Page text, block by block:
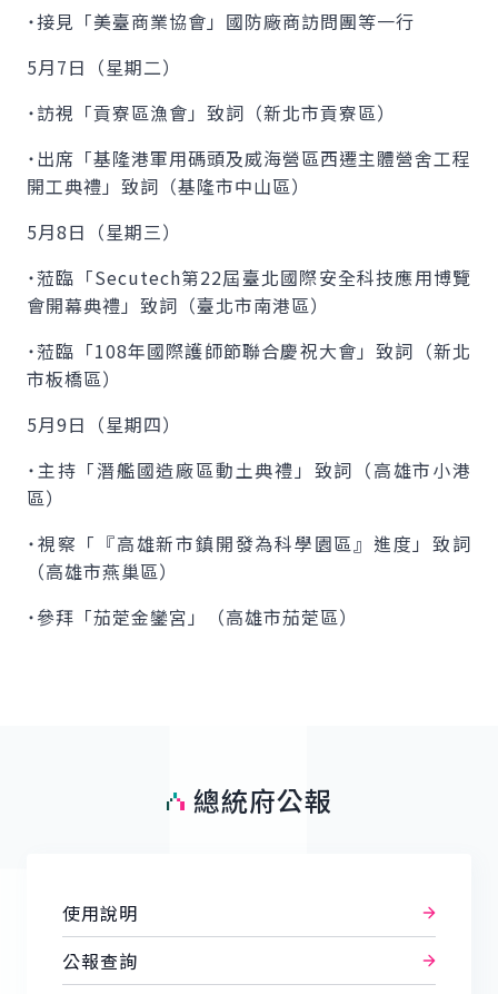
˙接見「美臺商業協會」國防廠商訪問團等一行
5月7日（星期二）
˙訪視「貢寮區漁會」致詞（新北市貢寮區）
˙出席「基隆港軍用碼頭及威海營區西遷主體營舍工程
開工典禮」致詞（基隆市中山區）
5月8日（星期三）
˙蒞臨「Secutech第22屆臺北國際安全科技應用博覽
會開幕典禮」致詞（臺北市南港區）
˙蒞臨「108年國際護師節聯合慶祝大會」致詞（新北
市板橋區）
5月9日（星期四）
˙主持「潛艦國造廠區動土典禮」致詞（高雄市小港
區）
˙視察「『高雄新市鎮開發為科學園區』進度」致詞
（高雄市燕巢區）
˙參拜「茄萣金鑾宮」（高雄市茄萣區）
總統府公報
使用說明
公報查詢